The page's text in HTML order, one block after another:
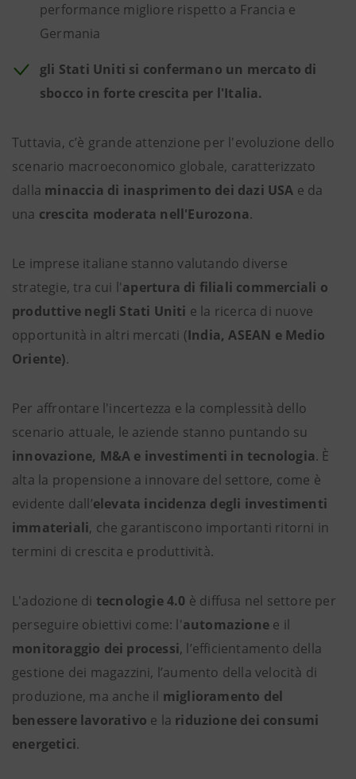
performance migliore rispetto a Francia e
Germania
gli Stati Uniti si confermano un mercato di
sbocco in forte crescita per l'Italia.
Tuttavia, c’è grande attenzione per l'evoluzione dello
scenario macroeconomico globale, caratterizzato
dalla minaccia di inasprimento dei dazi USA e da
una crescita moderata nell'Eurozona.
Le imprese italiane stanno valutando diverse
strategie, tra cui l'apertura di filiali commerciali o
produttive negli Stati Uniti e la ricerca di nuove
opportunità in altri mercati (India, ASEAN e Medio
Oriente).
Per affrontare l'incertezza e la complessità dello
scenario attuale, le aziende stanno puntando su
innovazione, M&A e investimenti in tecnologia. È
alta la propensione a innovare del settore, come è
evidente dall’elevata incidenza degli investimenti
immateriali, che garantiscono importanti ritorni in
termini di crescita e produttività.
L'adozione di tecnologie 4.0 è diffusa nel settore per
perseguire obiettivi come: l'automazione e il
monitoraggio dei processi, l’efficientamento della
gestione dei magazzini, l’aumento della velocità di
produzione, ma anche il miglioramento del
benessere lavorativo e la riduzione dei consumi
energetici.